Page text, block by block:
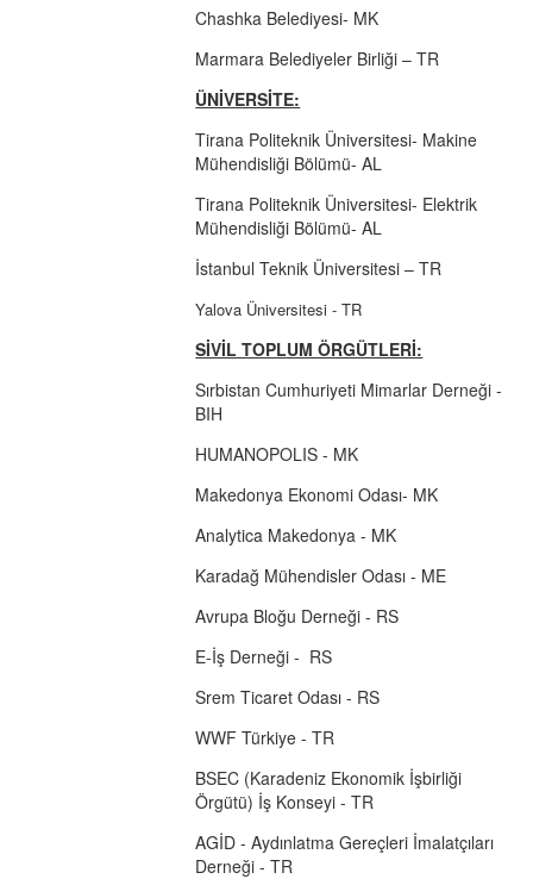
Chashka Belediyesi- MK
Marmara Belediyeler Birliği – TR
ÜNİVERSİTE:
Tirana Politeknik Üniversitesi- Makine
Mühendisliği Bölümü- AL
Tirana Politeknik Üniversitesi- Elektrik
Mühendisliği Bölümü- AL
İstanbul Teknik Üniversitesi – TR
Yalova Üniversitesi - TR
SİVİL TOPLUM ÖRGÜTLERİ:
Sırbistan Cumhuriyeti Mimarlar Derneği -
BIH
HUMANOPOLIS - MK
Makedonya Ekonomi Odası- MK
Analytica Makedonya - MK
Karadağ Mühendisler Odası - ME
Avrupa Bloğu Derneği - RS
E-İş Derneği - RS
Srem Ticaret Odası - RS
WWF Türkiye - TR
BSEC (Karadeniz Ekonomik İşbirliği
Örgütü) İş Konseyi - TR
AGİD - Aydınlatma Gereçleri İmalatçıları
Derneği - TR